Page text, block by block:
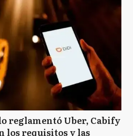
reglamentó Uber, Cabify
los requisitos y las